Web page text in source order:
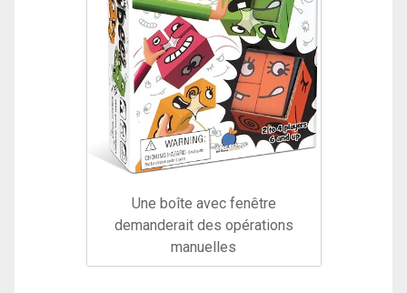
Une boîte avec fenêtre
demanderait des opérations
manuelles